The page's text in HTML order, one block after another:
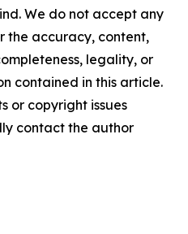
We do not accept any
the accuracy, content,
legality, or
contained in this article.
or copyright issues
contact the author